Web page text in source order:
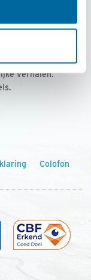
per jaar
met
verhalen.
Colofon